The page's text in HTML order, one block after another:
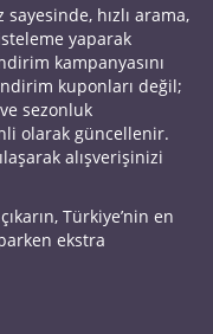
hızlı arama,
yaparak
kampanyasını
kuponları değil;
sezonluk
olarak güncellenir.
alışverişinizi
Türkiye’nin en
ekstra